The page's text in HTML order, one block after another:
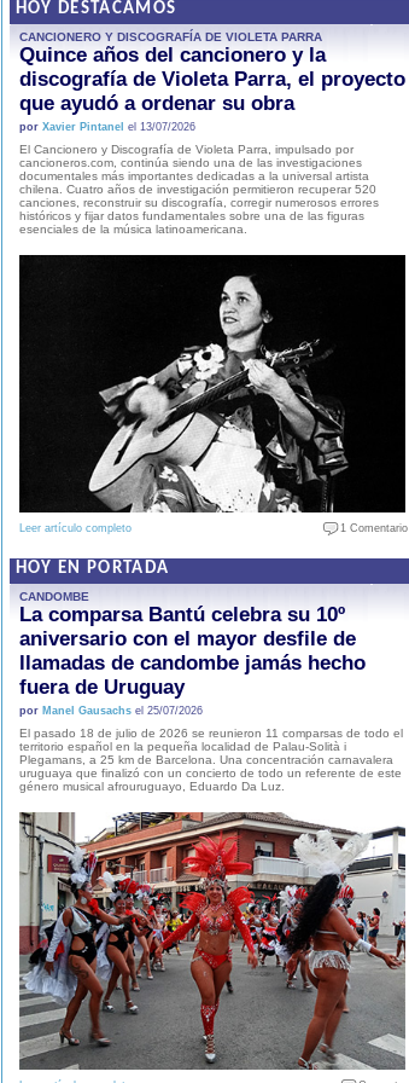
HOY DESTACAMOS
CANCIONERO Y DISCOGRAFÍA DE VIOLETA PARRA
Quince años del cancionero y la
discografía de Violeta Parra, el proyecto
que ayudó a ordenar su obra
por Xavier Pintanel el 13/07/2026
El Cancionero y Discografía de Violeta Parra, impulsado por
cancioneros.com, continúa siendo una de las investigaciones
documentales más importantes dedicadas a la universal artista
chilena. Cuatro años de investigación permitieron recuperar 520
canciones, reconstruir su discografía, corregir numerosos errores
históricos y fijar datos fundamentales sobre una de las figuras
esenciales de la música latinoamericana.
Leer artículo completo 1 Comentario
HOY EN PORTADA
CANDOMBE
La comparsa Bantú celebra su 10º
aniversario con el mayor desfile de
llamadas de candombe jamás hecho
fuera de Uruguay
por Manel Gausachsel 25/07/2026
El pasado 18 de julio de 2026 se reunieron 11 comparsas de todo el
territorio español en la pequeña localidad de Palau-Solità i
Plegamans, a 25 km de Barcelona. Una concentración carnavalera
uruguaya que finalizó con un concierto de todo un referente de este
género musical afrouruguayo, Eduardo Da Luz.